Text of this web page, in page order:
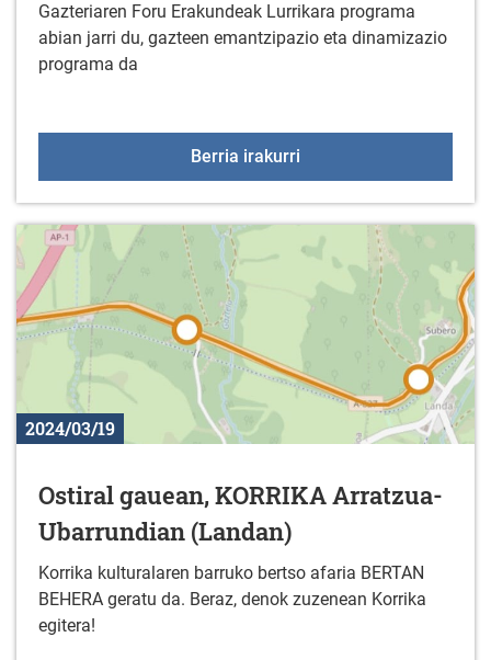
Gazteriaren Foru Erakundeak Lurrikara programa
abian jarri du, gazteen emantzipazio eta dinamizazio
programa da
Berria irakurri
2024/03/19
Ostiral gauean, KORRIKA Arratzua-
Ubarrundian (Landan)
Korrika kulturalaren barruko bertso afaria BERTAN
BEHERA geratu da. Beraz, denok zuzenean Korrika
egitera!